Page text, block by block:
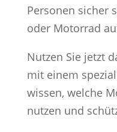
Personen sicher
oder Motorrad
Nutzen Sie jetzt
mit einem
wissen, welche
nutzen und